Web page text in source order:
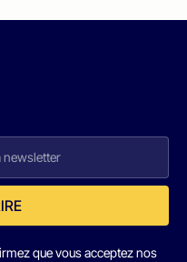
que vous acceptez nos